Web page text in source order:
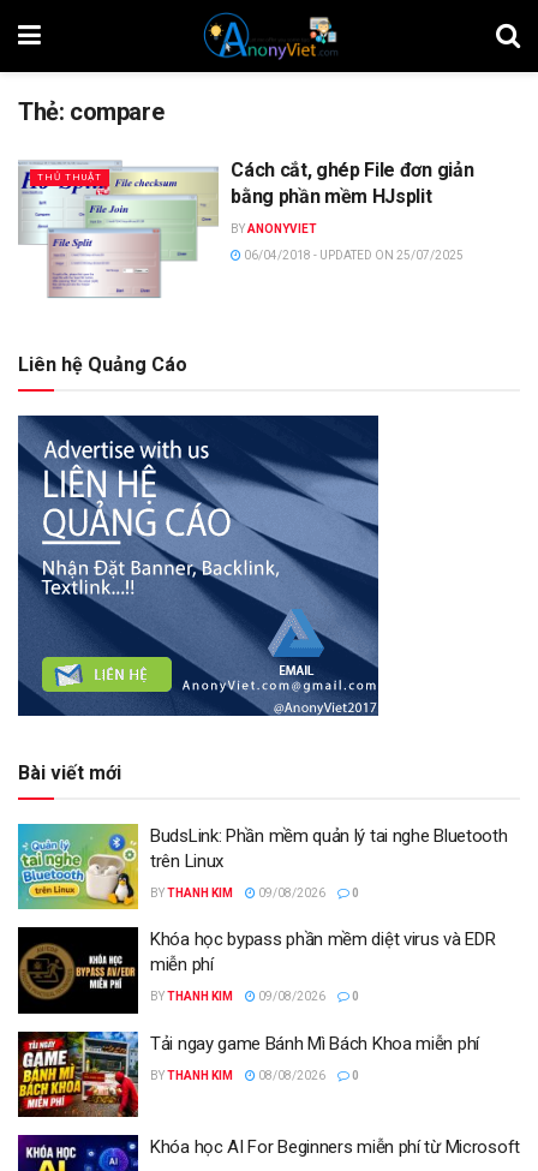
Thẻ: compare
THỦ THUẬT
Cách cắt, ghép File đơn giản
bằng phần mềm HJsplit
BYANONYVIET
06/04/2018 - UPDATED ON 25/07/2025
Liên hệ Quảng Cáo
Bài viết mới
BudsLink: Phần mềm quản lý tai nghe Bluetooth
trên Linux
BYTHANH KIM 09/08/2026 0
Khóa học bypass phần mềm diệt virus và EDR
miễn phí
BYTHANH KIM 09/08/2026 0
Tải ngay game Bánh Mì Bách Khoa miễn phí
BYTHANH KIM 08/08/2026 0
Khóa học AI For Beginners miễn phí từ Microsoft